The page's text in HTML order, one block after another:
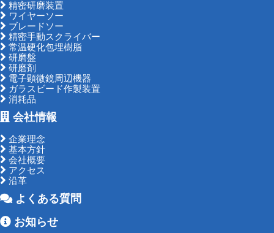
精密研磨装置
ワイヤーソー
ブレードソー
精密手動スクライバー
常温硬化包埋樹脂
研磨盤
研磨剤
電子顕微鏡周辺機器
ガラスビード作製装置
消耗品
会社情報
企業理念
基本方針
会社概要
アクセス
沿革
よくある質問
お知らせ